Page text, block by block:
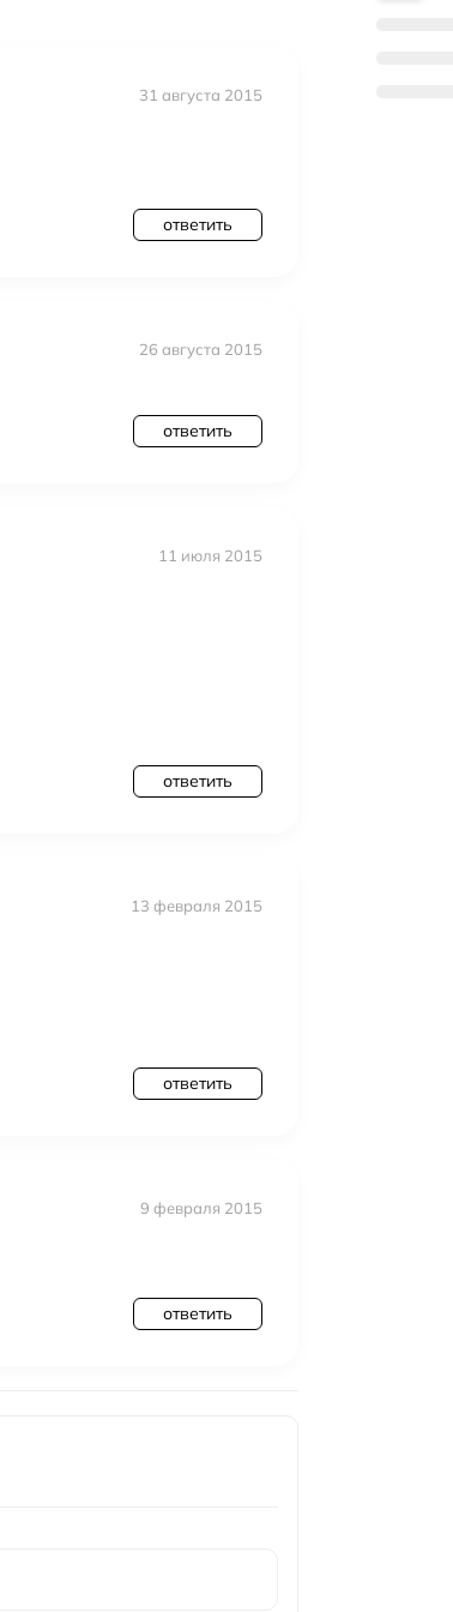
31 августа 2015
ответить
26 августа 2015
ответить
11 июля 2015
ответить
13 февраля 2015
ответить
9 февраля 2015
ответить